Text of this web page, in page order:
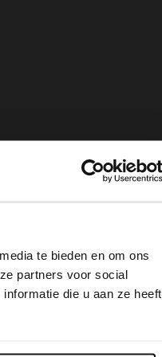
te bieden en om ons
partners voor social
die u aan ze heeft